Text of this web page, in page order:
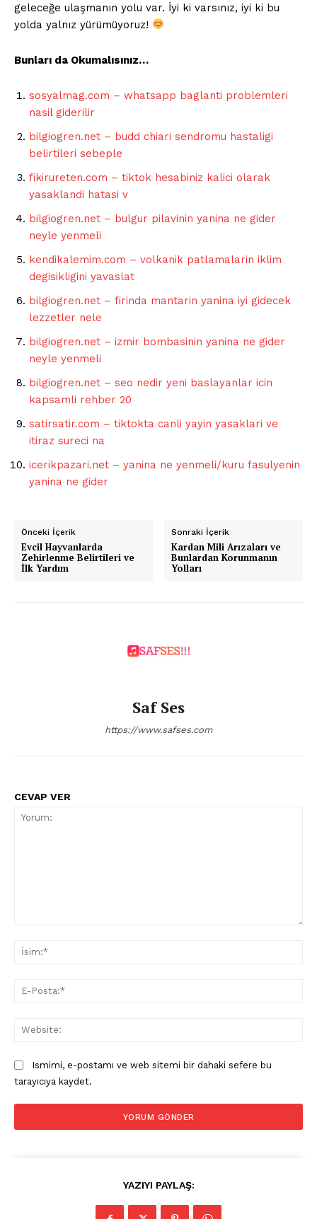
geleceğe ulaşmanın yolu var. İyi ki varsınız, iyi ki bu
yolda yalnız yürümüyoruz!
Bunları da Okumalısınız…
sosyalmag.com – whatsapp baglanti problemleri
nasil giderilir
bilgiogren.net – budd chiari sendromu hastaligi
belirtileri sebeple
fikirureten.com – tiktok hesabiniz kalici olarak
yasaklandi hatasi v
bilgiogren.net – bulgur pilavinin yanina ne gider
neyle yenmeli
kendikalemim.com – volkanik patlamalarin iklim
degisikligini yavaslat
bilgiogren.net – firinda mantarin yanina iyi gidecek
lezzetler nele
bilgiogren.net – izmir bombasinin yanina ne gider
neyle yenmeli
bilgiogren.net – seo nedir yeni baslayanlar icin
kapsamli rehber 20
satirsatir.com – tiktokta canli yayin yasaklari ve
itiraz sureci na
icerikpazari.net – yanina ne yenmeli/kuru fasulyenin
yanina ne gider
Önceki İçerik
Evcil Hayvanlarda
Zehirlenme Belirtileri ve
İlk Yardım
Sonraki İçerik
Kardan Mili Arızaları ve
Bunlardan Korunmanın
Yolları
Saf Ses
https://www.safses.com
CEVAP VER
Ismimi, e-postamı ve web sitemi bir dahaki sefere bu
tarayıcıya kaydet.
YAZIYI PAYLAŞ: